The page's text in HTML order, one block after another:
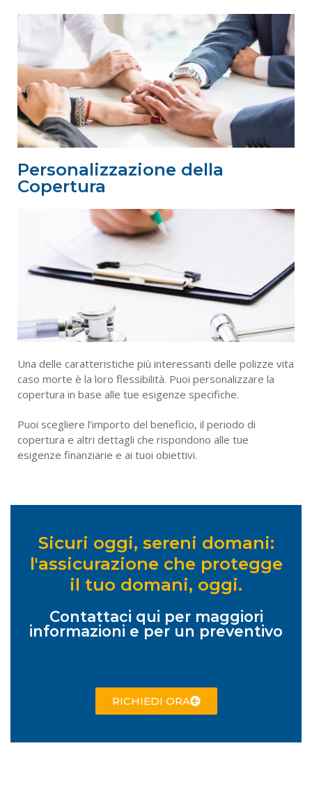
Personalizzazione della
Copertura
Una delle caratteristiche più interessanti delle polizze vita
caso morte è la loro flessibilità. Puoi personalizzare la
copertura in base alle tue esigenze specifiche.
Puoi scegliere l’importo del beneficio, il periodo di
copertura e altri dettagli che rispondono alle tue
esigenze finanziarie e ai tuoi obiettivi.
Sicuri oggi, sereni domani:
l'assicurazione che protegge
il tuo domani, oggi.
Contattaci qui per maggiori
informazioni e per un preventivo
RICHIEDI ORA